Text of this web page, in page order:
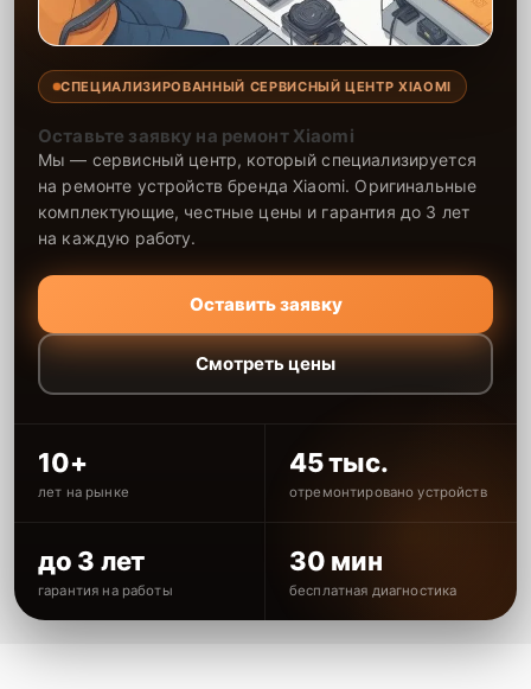
СПЕЦИАЛИЗИРОВАННЫЙ СЕРВИСНЫЙ ЦЕНТР XIAOMI
Оставьте заявку на ремонт Xiaomi
Мы — сервисный центр, который специализируется
на ремонте устройств бренда Xiaomi. Оригинальные
комплектующие, честные цены и гарантия до 3 лет
на каждую работу.
Оставить заявку
Смотреть цены
10+
лет на рынке
45 тыс.
отремонтировано устройств
до 3 лет
гарантия на работы
30 мин
бесплатная диагностика